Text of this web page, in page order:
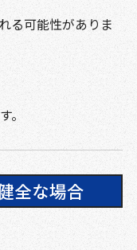
る可能性がありま
。
全な場合